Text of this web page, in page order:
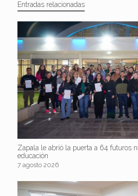
Entradas relacionadas
Zapala le abrió la puerta a 64 futuros
educación
7 agosto 2026